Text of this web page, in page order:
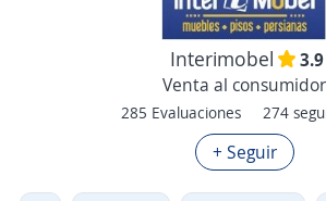
Interimobel
3.9
Venta al consumidor
285 Evaluaciones 274
+ Seguir